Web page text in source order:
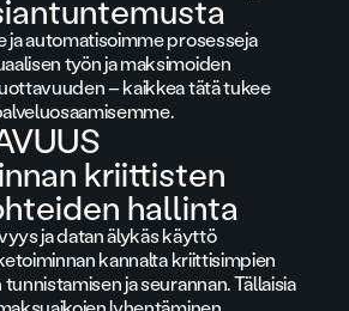
ja automatisoimme prosesseja
työn ja maksimoiden
– kaikkea tätä tukee
kriittisten
hallinta
ja datan älykäs käyttö
kannalta kriittisimpien
ja seurannan. Tällaisia